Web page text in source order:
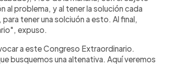
al problema, y al tener la solución cada
tener una solciuón a esto. Al final,
expuso.
a este Congreso Extraordinario.
busquemos una altenativa. Aquí veremos